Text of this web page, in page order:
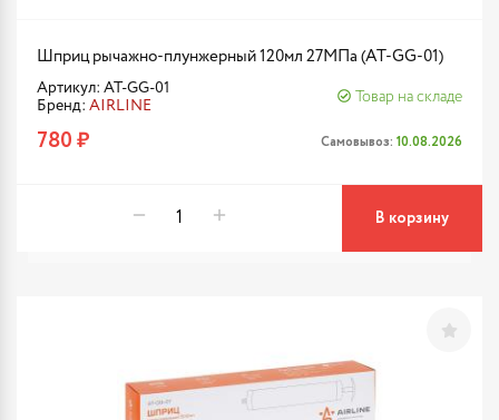
Шприц рычажно-плунжерный 120мл 27МПа (AT-GG-01)
Артикул: AT-GG-01
Бренд: AIRLINE
Товар на складе
780 ₽ Самовывоз: 10.08.2026
В корзину